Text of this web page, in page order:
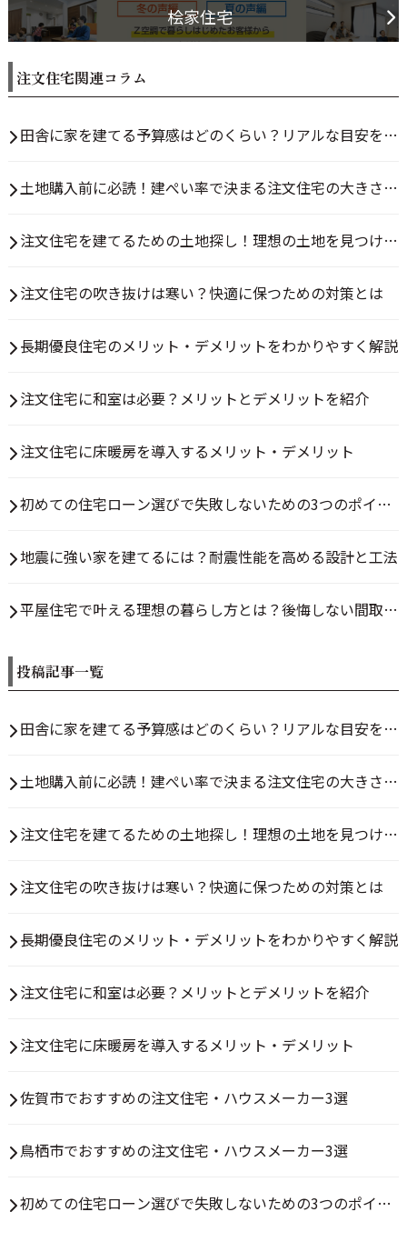
桧家住宅
注文住宅関連コラム
田舎に家を建てる予算感はどのくらい？リアルな目安を解
説
土地購入前に必読！建ぺい率で決まる注文住宅の大きさと
は？
注文住宅を建てるための土地探し！理想の土地を見つける
方法とは
注文住宅の吹き抜けは寒い？快適に保つための対策とは
長期優良住宅のメリット・デメリットをわかりやすく解説
注文住宅に和室は必要？メリットとデメリットを紹介
注文住宅に床暖房を導入するメリット・デメリット
初めての住宅ローン選びで失敗しないための3つのポイン
ト
地震に強い家を建てるには？耐震性能を高める設計と工法
平屋住宅で叶える理想の暮らし方とは？後悔しない間取り
の決め方
投稿記事一覧
田舎に家を建てる予算感はどのくらい？リアルな目安を解
説
土地購入前に必読！建ぺい率で決まる注文住宅の大きさと
は？
注文住宅を建てるための土地探し！理想の土地を見つける
方法とは
注文住宅の吹き抜けは寒い？快適に保つための対策とは
長期優良住宅のメリット・デメリットをわかりやすく解説
注文住宅に和室は必要？メリットとデメリットを紹介
注文住宅に床暖房を導入するメリット・デメリット
佐賀市でおすすめの注文住宅・ハウスメーカー3選
鳥栖市でおすすめの注文住宅・ハウスメーカー3選
初めての住宅ローン選びで失敗しないための3つのポイン